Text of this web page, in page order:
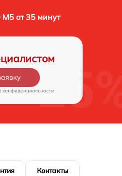
M5 от 35 минут
конфиденциальности
Контакты